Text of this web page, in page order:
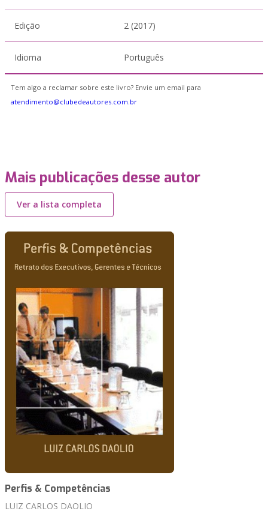
Edição 2 (2017)
Idioma Português
Tem algo a reclamar sobre este livro? Envie um email para
atendimento@clubedeautores.com.br
Mais publicações desse autor
Ver a lista completa
Perfis & Competências
LUIZ CARLOS DAOLIO